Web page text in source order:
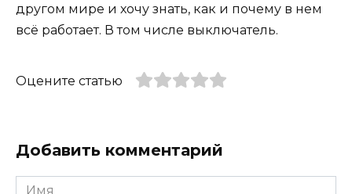
другом мире и хочу знать, как и почему в нем
всё работает. В том числе выключатель.
Оцените статью
Добавить комментарий
Имя